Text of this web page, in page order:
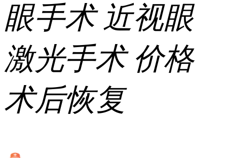
眼手术 近视眼
激光手术 价格
术后恢复